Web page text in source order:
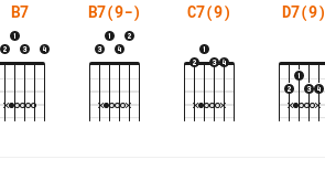
B7 B7(9-) C7(9) D7(9)